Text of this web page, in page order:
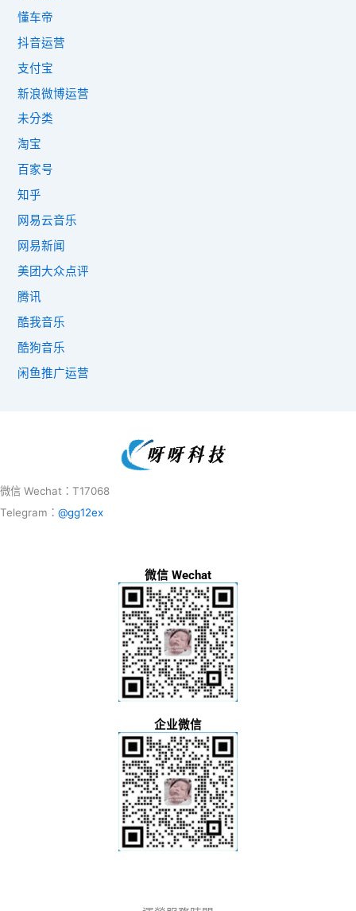
懂车帝
抖音运营
支付宝
新浪微博运营
未分类
淘宝
百家号
知乎
网易云音乐
网易新闻
美团大众点评
腾讯
酷我音乐
酷狗音乐
闲鱼推广运营
微信 Wechat：T17068
Telegram： @gg12ex
微信 Wechat
企业微信